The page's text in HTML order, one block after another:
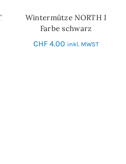
IN DEN WARENKORB
Wintermütze NORTH I
Farbe schwarz
CHF 4.00 inkl. MWST